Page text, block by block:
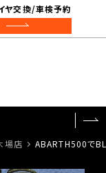
ヤ交換/車検予約
場店 ABARTH500で